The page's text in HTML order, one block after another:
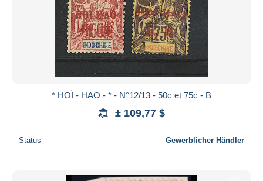
* HOÏ - HAO - * - N°12/13 - 50c et 75c - B
± 109,77 $
Status Gewerblicher Händler